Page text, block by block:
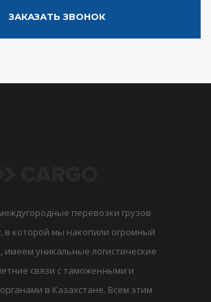
ЗАКАЗАТЬ ЗВОНОК
перевозки грузов
в которой мы накопили огромный
имеем уникальные логистические
связи с таможенными и
в Казахстане. Всем этим